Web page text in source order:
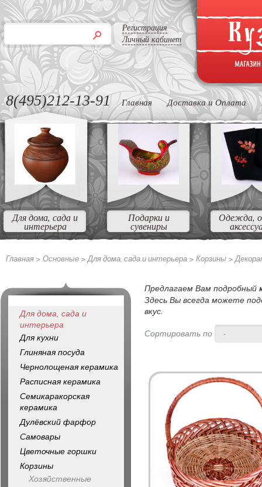
Регистрация
Личный кабинет
8(495)212-13-91 Главная Доставка и Оплата
Для дома, сада и
интерьера
Подарки и
сувениры
Одежда,
Главная > Основные >Для дома, сада и интерьера > Корзины >
Предлагаем Вам подробный
Здесь Вы всегда можете
вкус.
Сортировать по
-
Для дома, сада и
интерьера
Для кухни
Глиняная посуда
Чернолощеная керамика
Расписная керамика
Семикаракорская
керамика
Дулёвский фарфор
Самовары
Цветочные горшки
Корзины
Хозяйственные